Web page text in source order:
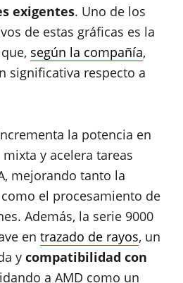
exigentes. Uno de los
de estas gráficas es la
que, según la compañía,
significativa respecto a
la potencia en
y acelera tareas
mejorando tanto la
el procesamiento de
Además, la serie 9000
en trazado de rayos, un
y compatibilidad con
a AMD como un